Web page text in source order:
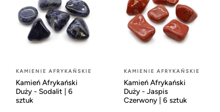
KAMIENIE AFRYKAŃSKIE
Kamień Afrykański
Duży - Sodalit | 6
sztuk
KAMIENIE AFRYKAŃSKIE
Kamień Afrykański
Duży - Jaspis
Czerwony | 6 sztuk